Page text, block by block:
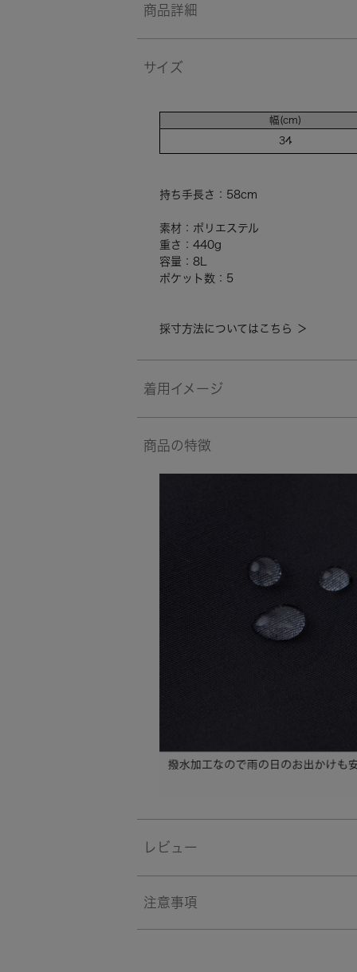
商品詳細
サイズ
幅(cm)
34
持ち手長さ：58cm
素材：ポリエステル
重さ：440g
容量：8L
ポケット数：5
採寸方法についてはこちら ＞
着用イメージ
商品の特徴
レビュー
注意事項